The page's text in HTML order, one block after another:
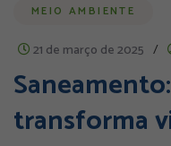
MEIO AMBIENTE
21 de março de 2025 /
transforma